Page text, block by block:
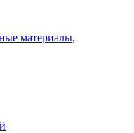
материалы,